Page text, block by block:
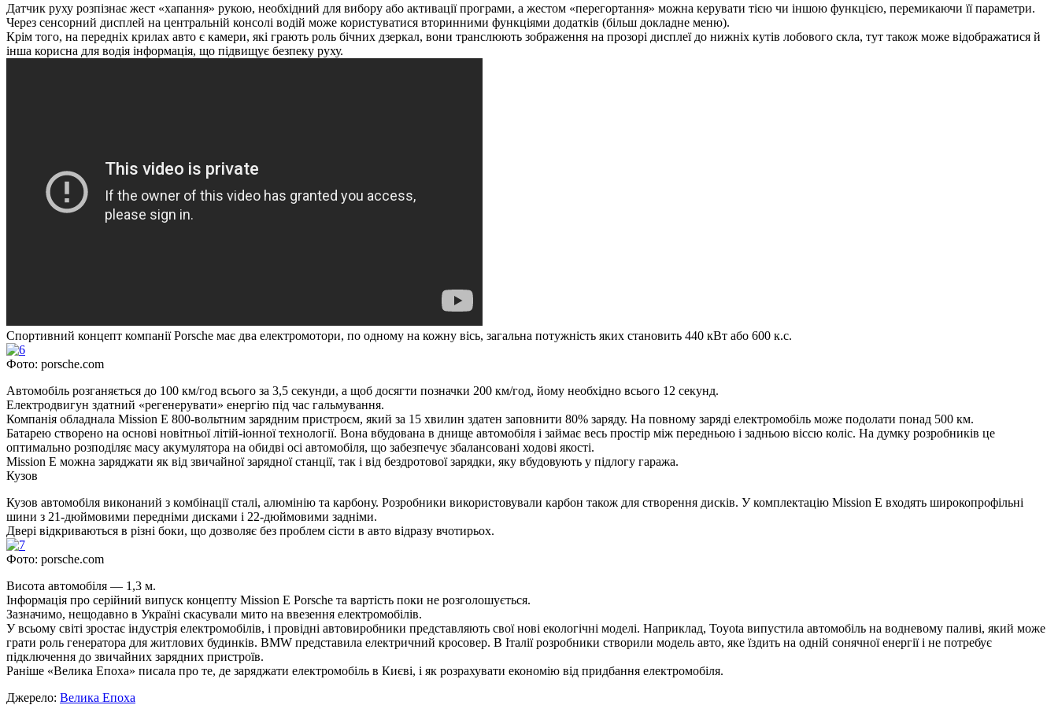
Датчик руху розпізнає жест «хапання» рукою, необхідний для вибору або активації програми, а жестом «перегортання» можна керувати тією чи іншою функцією, перемикаючи її параметри.
Через сенсорний дисплей на центральній консолі водій може користуватися вторинними функціями додатків (більш докладне меню).
Крім того, на передніх крилах авто є камери, які грають роль бічних дзеркал, вони транслюють зображення на прозорі дисплеї до нижніх кутів лобового скла, тут також може відображатися й
інша корисна для водія інформація, що підвищує безпеку руху.
Спортивний концепт компанії Porsche має два електромотори, по одному на кожну вісь, загальна потужність яких становить 440 кВт або 600 к.с.
Фото: porsche.com
Автомобіль розганяється до 100 км/год всього за 3,5 секунди, а щоб досягти позначки 200 км/год, йому необхідно всього 12 секунд.
Електродвигун здатний «регенерувати» енергію під час гальмування.
Компанія обладнала Mission E 800-вольтним зарядним пристроєм, який за 15 хвилин здатен заповнити 80% заряду. На повному заряді електромобіль може подолати понад 500 км.
Батарею створено на основі новітньої літій-іонної технології. Вона вбудована в днище автомобіля і займає весь простір між передньою і задньою віссю коліс. На думку розробників це
оптимально розподіляє масу акумулятора на обидві осі автомобіля, що забезпечує збалансовані ходові якості.
Mission E можна заряджати як від звичайної зарядної станції, так і від бездротової зарядки, яку вбудовують у підлогу гаража.
Кузов
Кузов автомобіля виконаний з комбінації сталі, алюмінію та карбону. Розробники використовували карбон також для створення дисків. У комплектацію Mission E входять широкопрофільні
шини з 21-дюймовими передніми дисками і 22-дюймовими задніми.
Двері відкриваються в різні боки, що дозволяє без проблем сісти в авто відразу вчотирьох.
Фото: porsche.com
Висота автомобіля — 1,3 м.
Інформація про серійний випуск концепту Mission E Porsche та вартість поки не розголошується.
Зазначимо, нещодавно в Україні скасували мито на ввезення електромобілів.
У всьому світі зростає індустрія електромобілів, і провідні автовиробники представляють свої нові екологічні моделі. Наприклад, Toyota випустила автомобіль на водневому паливі, який може
грати роль генератора для житлових будинків. BMW представила електричний кросовер. В Італії розробники створили модель авто, яке їздить на одній сонячної енергії і не потребує
підключення до звичайних зарядних пристроїв.
Раніше «Велика Епоха» писала про те, де заряджати електромобіль в Києві, і як розрахувати економію від придбання електромобіля.
Джерело: Велика Епоха